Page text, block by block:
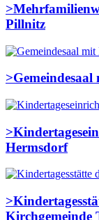
>
Pillnitz
>
>
Hermsdorf
>
Kirchgemeinde